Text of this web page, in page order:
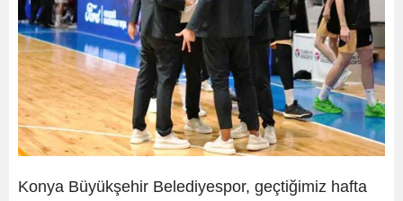
Konya Büyükşehir Belediyespor, geçtiğimiz hafta